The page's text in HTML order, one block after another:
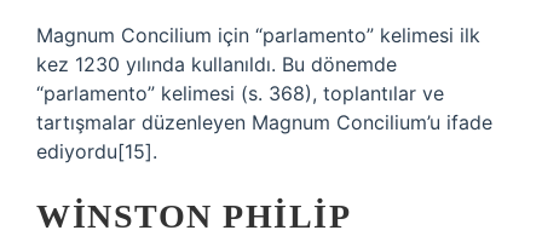
Magnum Concilium için “parlamento” kelimesi ilk
kez 1230 yılında kullanıldı. Bu dönemde
“parlamento” kelimesi (s. 368), toplantılar ve
tartışmalar düzenleyen Magnum Concilium’u ifade
ediyordu[15].
WINSTON PHILIP